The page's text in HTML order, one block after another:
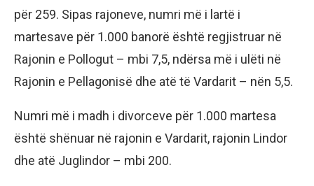
për 259. Sipas rajoneve, numri më i lartë i
martesave për 1.000 banorë është regjistruar në
Rajonin e Pollogut – mbi 7,5, ndërsa më i ulëti në
Rajonin e Pellagonisë dhe atë të Vardarit – nën 5,5.
Numri më i madh i divorceve për 1.000 martesa
është shënuar në rajonin e Vardarit, rajonin Lindor
dhe atë Juglindor – mbi 200.